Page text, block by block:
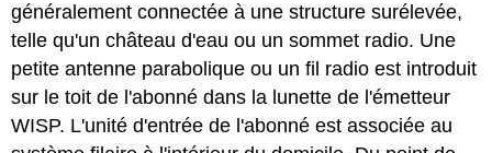
généralement connectée à une structure surélevée,
telle qu'un château d'eau ou un sommet radio. Une
petite antenne parabolique ou un fil radio est introduit
sur le toit de l'abonné dans la lunette de l'émetteur
WISP. L'unité d'entrée de l'abonné est associée au